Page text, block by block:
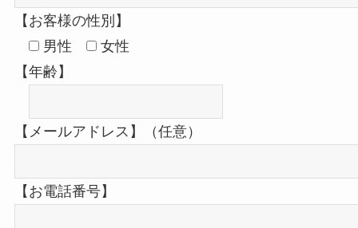
【お客様の性別】
男性
女性
【年齢】
【メールアドレス】（任意）
【お電話番号】